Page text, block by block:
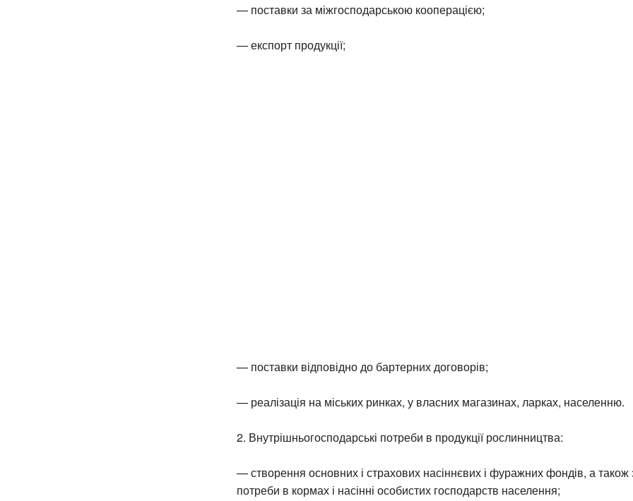
— поставки за міжгосподарською кооперацією;
— експорт продукції;
— поставки відповідно до бартерних договорів;
— реалізація на міських ринках, у власних магазинах, ларках, населенню.
2. Внутрішньогосподарські потреби в продукції рослинництва:
— створення основних і страхових насіннєвих і фуражних фондів, а
потреби в кормах і насінні особистих господарств населення;